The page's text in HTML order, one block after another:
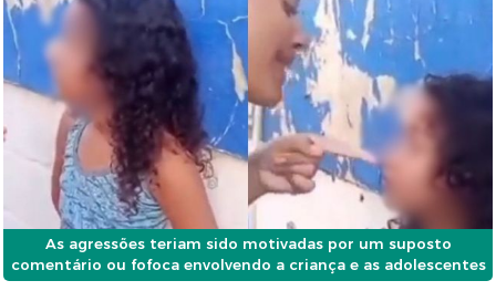
As agressões teriam sido motivadas por um suposto
comentário ou fofoca envolvendo a criança e as adolescentes